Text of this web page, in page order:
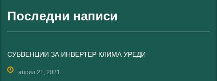
Последни написи
СУБВЕНЦИИ ЗА ИНВЕРТЕР КЛИМА УРЕДИ
април 21, 2021